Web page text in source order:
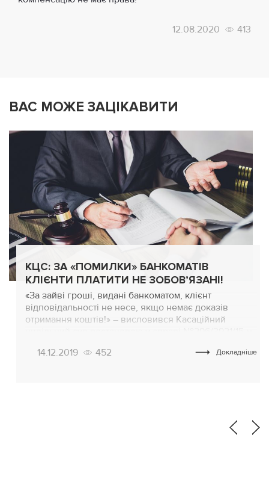
12.08.2020 413
ВАС МОЖЕ ЗАЦІКАВИТИ
КЦС: ЗА «ПОМИЛКИ» БАНКОМАТІВ
КЛІЄНТИ ПЛАТИТИ НЕ ЗОБОВ’ЯЗАНІ!
«За зайві гроші, видані банкоматом, клієнт
відповідальності не несе, якщо немає доказів
отримання коштів!» – висловився Касаційний
«чужому» банкоматі певну суму грошей з кредитної
14.12.2019 452 Докладніше